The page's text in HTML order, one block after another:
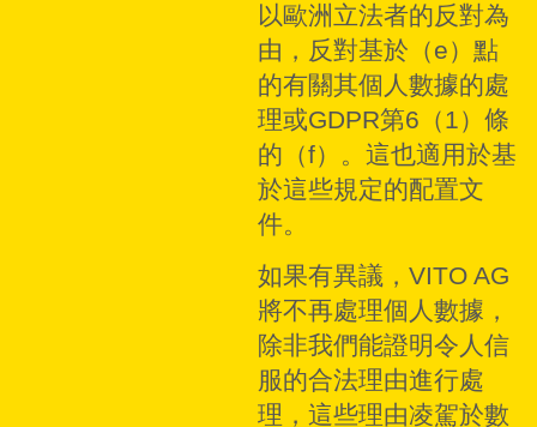
以歐洲立法者的反對為
由，反對基於（e）點
的有關其個人數據的處
理或GDPR第6（1）條
的（f）。這也適用於基
於這些規定的配置文
件。
如果有異議，VITO AG
將不再處理個人數據，
除非我們能證明令人信
服的合法理由進行處
理，這些理由凌駕於數